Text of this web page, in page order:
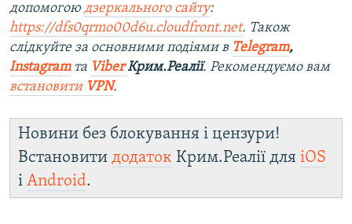
допомогою дзеркального сайту:
https://dfs0qrmo00d6u.cloudfront.net. Також
слідкуйте за основними подіями в Telegram,
Instagramта ViberКрим.Реалії. Рекомендуємо вам
встановити VPN.
Новини без блокування і цензури!
Встановити додаток Крим.Реалії для iOS
і Android.